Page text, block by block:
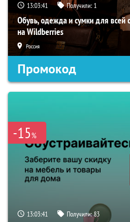
13:03:40 Получили: 1
Обувь, одежда и сумки для всей
на Wildberries
Россия
Промокод
-15%
13:03:40 Получили:83